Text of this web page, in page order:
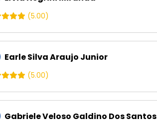
(5.00)
Earle Silva Araujo Junior
(5.00)
Gabriele Veloso Galdino Dos Santos